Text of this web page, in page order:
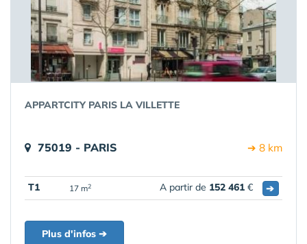
APPARTCITY PARIS LA VILLETTE
75019 - PARIS ➔ 8 km
T1 17 m2 A partir de 152 461 € ➔
Plus d'infos ➔